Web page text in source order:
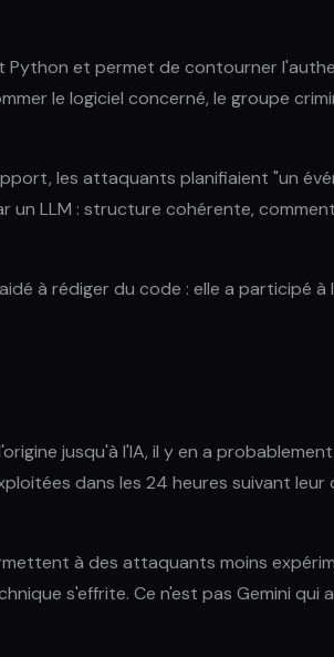
et permet de contourner
le logiciel concerné, le groupe
les attaquants planifiaient "un
LLM : structure cohérente,
à rédiger du code : elle a participé
jusqu'à l'IA, il y en a
dans les 24 heures suivant leur
à des attaquants moins
s'effrite. Ce n'est pas Gemini qui